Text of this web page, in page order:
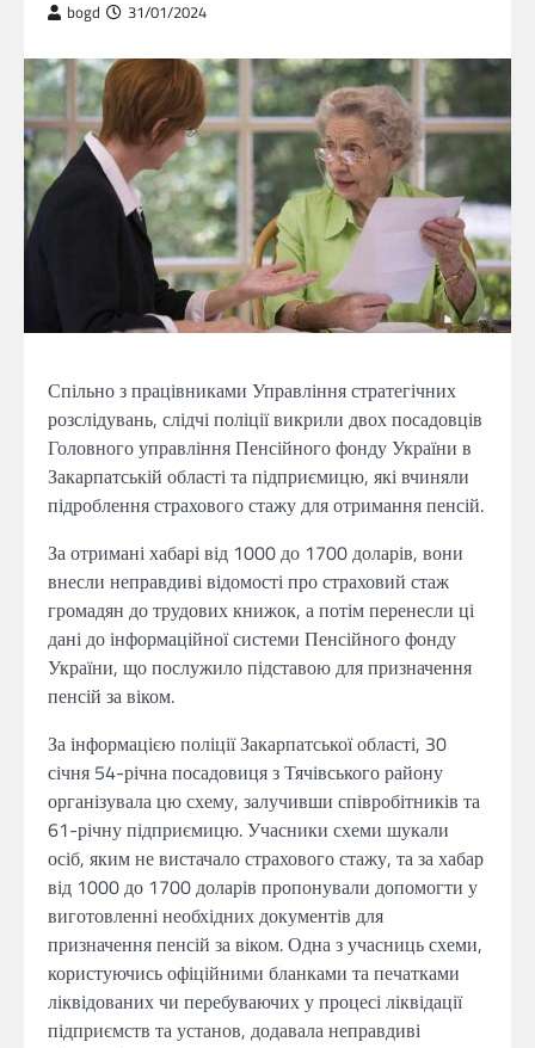
bogd 31/01/2024
Спільно з працівниками Управління стратегічних
розслідувань, слідчі поліції викрили двох посадовців
Головного управління Пенсійного фонду України в
Закарпатській області та підприємицю, які вчиняли
підроблення страхового стажу для отримання пенсій.
За отримані хабарі від 1000 до 1700 доларів, вони
внесли неправдиві відомості про страховий стаж
громадян до трудових книжок, а потім перенесли ці
дані до інформаційної системи Пенсійного фонду
України, що послужило підставою для призначення
пенсій за віком.
За інформацією поліції Закарпатської області, 30
січня 54-річна посадовиця з Тячівського району
організувала цю схему, залучивши співробітників та
61-річну підприємицю. Учасники схеми шукали
осіб, яким не вистачало страхового стажу, та за хабар
від 1000 до 1700 доларів пропонували допомогти у
виготовленні необхідних документів для
призначення пенсій за віком. Одна з учасниць схеми,
користуючись офіційними бланками та печатками
ліквідованих чи перебуваючих у процесі ліквідації
підприємств та установ, додавала неправдиві